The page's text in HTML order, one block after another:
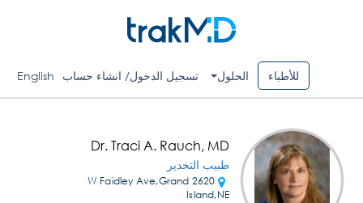
للأطباء الحلول تسجيل الدخول/ انشاء حساب English
Dr. Traci A. Rauch, MD
طبيب التخدير
2620 W Faidley Ave,Grand
Island,NE